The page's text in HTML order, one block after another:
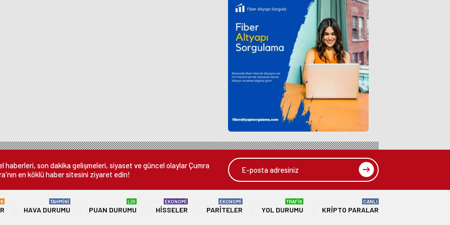
haberleri, son dakika gelişmeleri, siyaset ve güncel olaylar Çumra
en köklü haber sitesini ziyaret edin!
HAVA DURUMU
TAHMİNİ
PUAN DURUMU
LİG
HISSELER
EKONOMİ
PARITELER
EKONOMİ
YOL DURUMU
TRAFİK
KRIPTO PARALAR
CANLI